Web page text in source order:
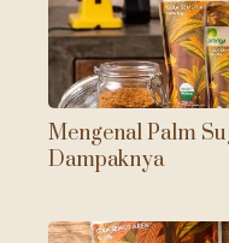
Mengenal Palm
Dampaknya